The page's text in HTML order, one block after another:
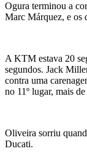
Ogura terminou a
Marc Márquez, e os
A KTM estava 20
segundos. Jack
contra uma
no 11º lugar, mais
Oliveira sorriu
Ducati.